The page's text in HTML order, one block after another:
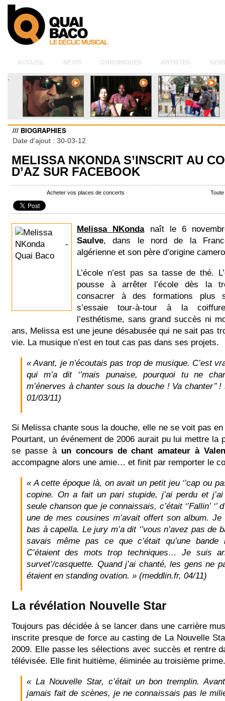
ACCUEIL NEWS CHRONIQUES ARTISTES
.
/// BIOGRAPHIES
Date d'ajout : 30-03-12
MELISSA NKONDA S’INSCRIT AU
D’AZ SUR FACEBOOK
Acheter vos places de concerts
Melissa NKondanaît le 6
Saulve, dans le nord de la
algérienne et son père d’origine
L’école n’est pas sa tasse de thé.
pousse à arrêter l’école dès la
consacrer à des formations plus
s’essaie tour-à-tour à la
l’esthétisme, sans grand succès ni
ans, Melissa est une jeune désabusée qui ne sait pas
vie. La musique n’est en tout cas pas dans ses projets.
« Avant, je n’écoutais pas trop de musique. C’est
qui m’a dit ‘’mais punaise, pourquoi tu ne
m’énerves à chanter sous la douche ! Va chanter’’ !
01/03/11)
Si Melissa chante sous la douche, elle ne se voit pas
Pourtant, un événement de 2006 aurait pu lui mettre la
se passe à un concours de chant amateur à
accompagne alors une amie… et finit par remporter le
« A cette époque là, on avait un petit jeu ‘’cap ou
copine. On a fait un pari stupide, j’ai perdu et
seule chanson que je connaissais, c’était ‘’Fallin’ ‘’
une de mes cousines m’avait offert son album.
bas à capella. Le jury m’a dit ‘’vous n’avez pas de
savais même pas ce que c’était qu’une bande
C’étaient des mots trop techniques… Je suis
survet’/casquette. Quand j’ai chanté, les gens ne
étaient en standing ovation. » (meddlin.fr, 04/11)
La révélation Nouvelle Star
Toujours pas décidée à se lancer dans une carrière
inscrite presque de force au casting de La Nouvelle
2009. Elle passe les sélections avec succès et rentre
télévisée. Elle finit huitième, éliminée au troisième prime.
« La Nouvelle Star, c’était un bon tremplin.
jamais fait de scènes, je ne connaissais pas le